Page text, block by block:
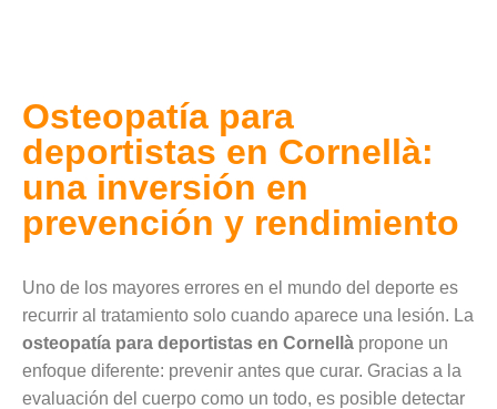
Osteopatía para
deportistas en Cornellà:
una inversión en
prevención y rendimiento
Uno de los mayores errores en el mundo del deporte es
recurrir al tratamiento solo cuando aparece una lesión. La
osteopatía para deportistas en Cornellà propone un
enfoque diferente: prevenir antes que curar. Gracias a la
evaluación del cuerpo como un todo, es posible detectar